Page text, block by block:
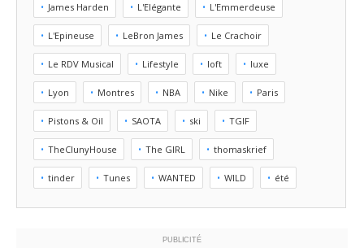
James Harden L'Elégante L'Emmerdeuse
L'Epineuse LeBron James Le Crachoir
Le RDV Musical Lifestyle loft luxe
Lyon Montres NBA Nike Paris
Pistons & Oil SAOTA ski TGIF
TheClunyHouse The GIRL thomaskrief
tinder Tunes WANTED WILD été
PUBLICITÉ